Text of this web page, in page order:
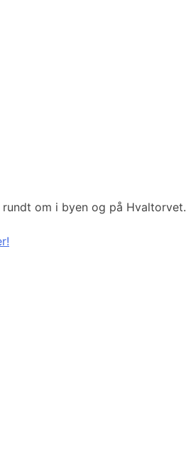
om i byen og på Hvaltorvet.